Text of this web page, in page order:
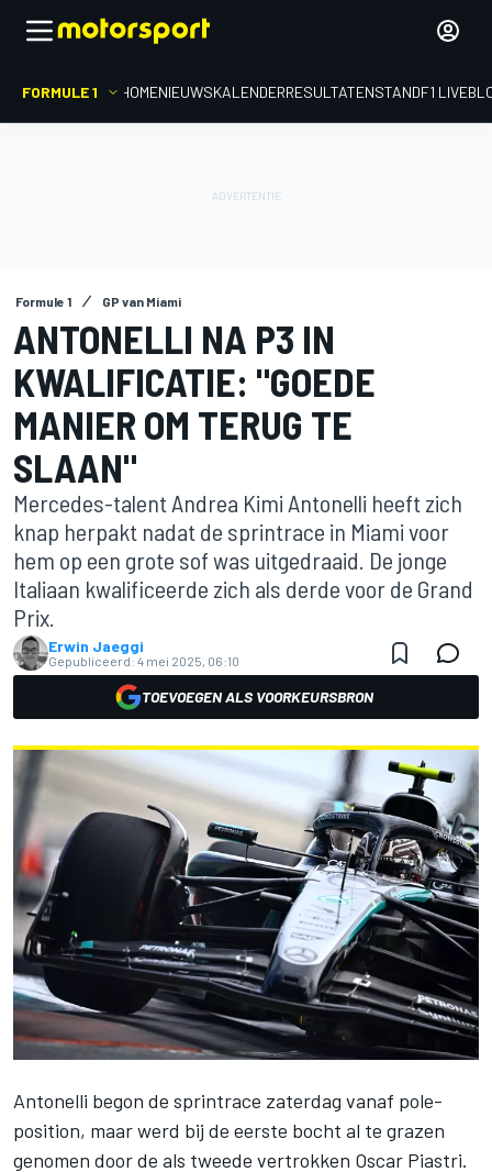
FORMULE 1 HOMENIEUWSKALENDERRESULTATENSTANDF1
Formule 1 GP van Miami
ANTONELLI NA P3 IN
KWALIFICATIE: "GOEDE
MANIER OM TERUG TE
SLAAN"
Mercedes-talent Andrea Kimi Antonelli heeft zich
knap herpakt nadat de sprintrace in Miami voor
hem op een grote sof was uitgedraaid. De jonge
Italiaan kwalificeerde zich als derde voor de Grand
Prix.
Erwin Jaeggi
Gepubliceerd: 4 mei 2025, 06:10
TOEVOEGEN ALS VOORKEURSBRON
Antonelli begon de sprintrace zaterdag vanaf pole-
position, maar werd bij de eerste bocht al te grazen
genomen door de als tweede vertrokken Oscar Piastri.